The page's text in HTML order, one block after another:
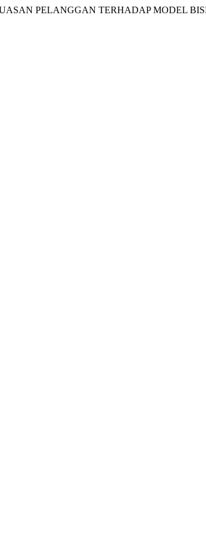
PELANGGAN TERHADAP MODEL